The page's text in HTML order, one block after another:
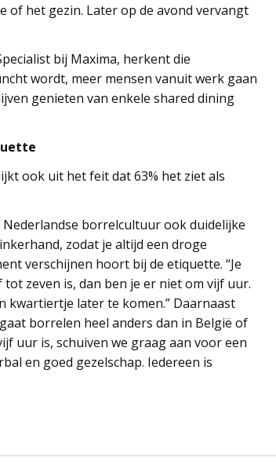
of het gezin. Later op de avond vervangt
bij Maxima, herkent die
wordt, meer mensen vanuit werk gaan
genieten van enkele shared dining
ook uit het feit dat 63% het ziet als
borrelcultuur ook duidelijke
zodat je altijd een droge
verschijnen hoort bij de etiquette. “Je
zeven is, dan ben je er niet om vijf uur.
kwartiertje later te komen.” Daarnaast
borrelen heel anders dan in België of
uur is, schuiven we graag aan voor een
en goed gezelschap. Iedereen is